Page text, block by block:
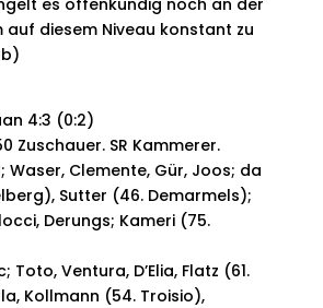
es offenkundig noch an der
auf diesem Niveau konstant zu
4:3 (0:2)
Zuschauer. SR Kammerer.
Waser, Clemente, Gür, Joos; da
Sutter (46. Demarmels);
Derungs; Kameri (75.
Toto, Ventura, D’Elia, Flatz (61.
Kollmann (54. Troisio),